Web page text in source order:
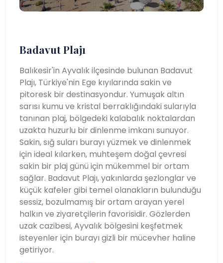
Badavut Plajı
Balıkesir'in Ayvalık ilçesinde bulunan Badavut
Plajı, Türkiye'nin Ege kıyılarında sakin ve
pitoresk bir destinasyondur. Yumuşak altın
sarısı kumu ve kristal berraklığındaki sularıyla
tanınan plaj, bölgedeki kalabalık noktalardan
uzakta huzurlu bir dinlenme imkanı sunuyor.
Sakin, sığ suları burayı yüzmek ve dinlenmek
için ideal kılarken, muhteşem doğal çevresi
sakin bir plaj günü için mükemmel bir ortam
sağlar. Badavut Plajı, yakınlarda şezlonglar ve
küçük kafeler gibi temel olanakların bulunduğu
sessiz, bozulmamış bir ortam arayan yerel
halkın ve ziyaretçilerin favorisidir. Gözlerden
uzak cazibesi, Ayvalık bölgesini keşfetmek
isteyenler için burayı gizli bir mücevher haline
getiriyor.